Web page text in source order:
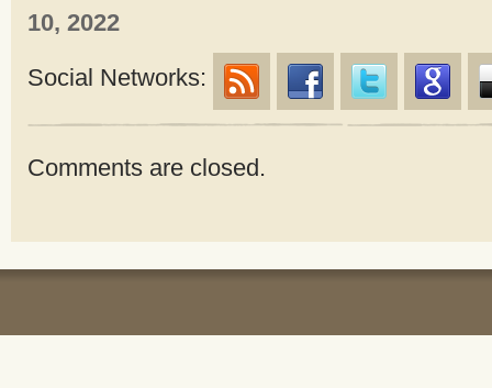
10, 2022
Social Networks:
Comments are closed.